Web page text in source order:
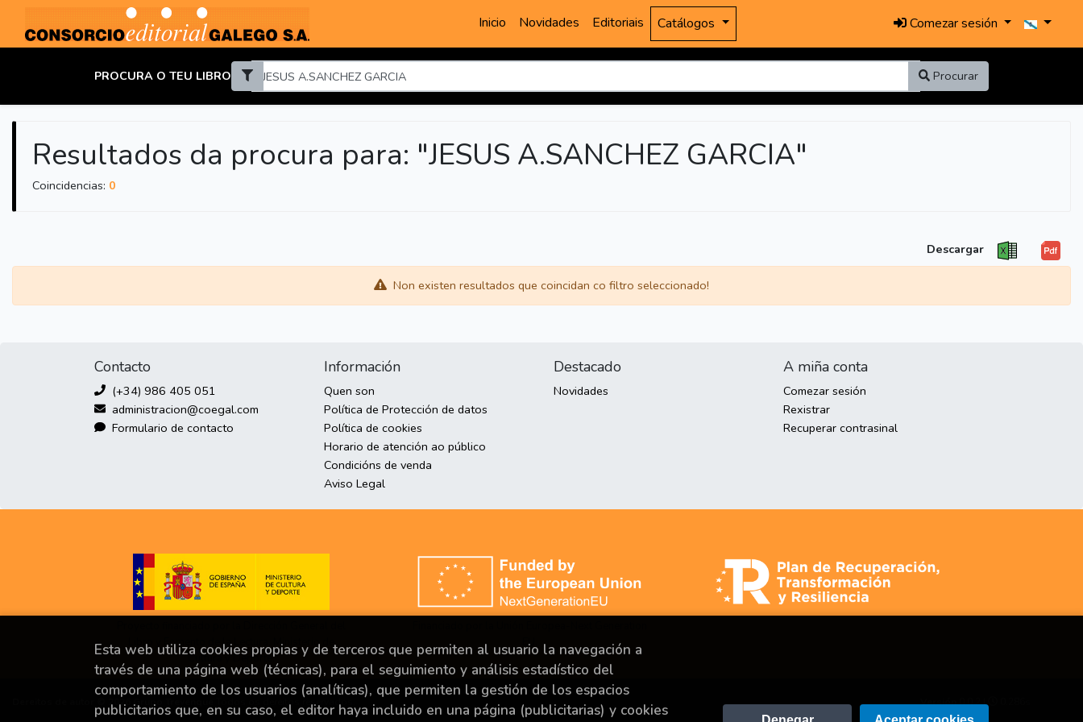
Inicio Novidades Editoriais Catálogos Comezar sesión
PROCURA O TEU LIBRO Procurar
Resultados da procura para: "JESUS A.SANCHEZ GARCIA"
Coincidencias: 0
Descargar
Non existen resultados que coincidan co filtro seleccionado!
Contacto
(+34) 986 405 051
administracion@coegal.com
Formulario de contacto
Información
Quen son
Política de Protección de datos
Política de cookies
Horario de atención ao público
Condicións de venda
Aviso Legal
Destacado
Novidades
A miña conta
Comezar sesión
Rexistrar
Recuperar contrasinal
Libro y Fomento de la Lectura, Ministerio de
Cultura y Deporte.
EU.
Dereitos de autor © 2026 Grupo Trevenque Todos os dereitos reservados. Versión0.0.2 |
Esta web utiliza cookies propias y de terceros que permiten al usuario la navegación a
través de una página web (técnicas), para el seguimiento y análisis estadístico del
comportamiento de los usuarios (analíticas), que permiten la gestión de los espacios
publicitarios que, en su caso, el editor haya incluido en una página (publicitarias) y cookies